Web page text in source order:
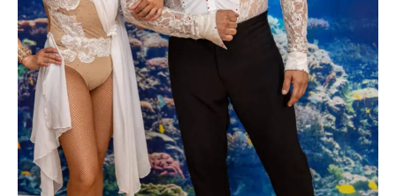
Negozio
TuneTempo
+ Aggiungi evento